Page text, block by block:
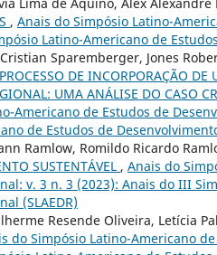
, Anais do Simpósio Latino-
Latino-Americano de
Sparemberger, Jones
DE INCORPORAÇÃO
UMA ANÁLISE DO CASO
Americano de Estudos de
de Estudos de
Ramlow, Romildo Ricardo
SUSTENTÁVEL , Anais do
v. 3 n. 3 (2023): Anais do III
(SLAEDR)
Resende Oliveira, Letícia
do Simpósio Latino-Americano